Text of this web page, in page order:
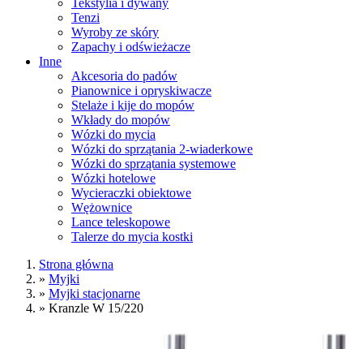
Tekstylia i dywany
Tenzi
Wyroby ze skóry
Zapachy i odświeżacze
Inne
Akcesoria do padów
Pianownice i opryskiwacze
Stelaże i kije do mopów
Wkłady do mopów
Wózki do mycia
Wózki do sprzątania 2-wiaderkowe
Wózki do sprzątania systemowe
Wózki hotelowe
Wycieraczki obiektowe
Wężownice
Lance teleskopowe
Talerze do mycia kostki
Strona główna
» Myjki
» Myjki stacjonarne
» Kranzle W 15/220